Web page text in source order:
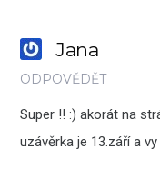
Jana
ODPOVĚDĚT
Super !! :) akorát na
uzávěrka je 13.září a